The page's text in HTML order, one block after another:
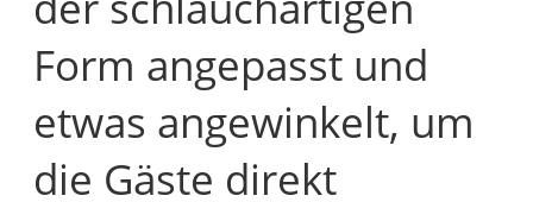
Form angepasst und
etwas angewinkelt, um
die Gäste direkt